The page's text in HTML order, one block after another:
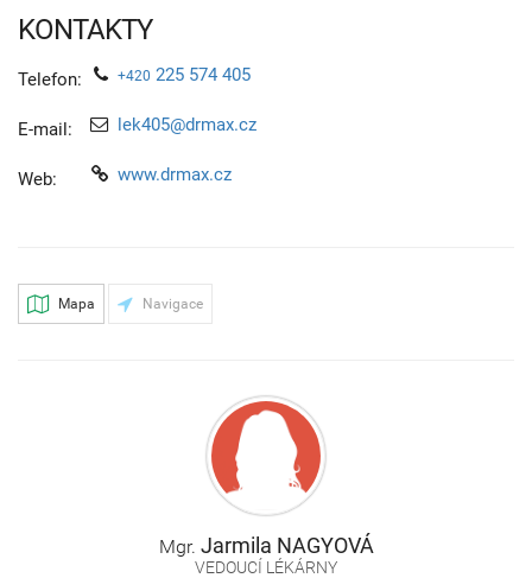
KONTAKTY
Telefon: +420 225 574 405
E-mail: lek405@drmax.cz
Web: www.drmax.cz
Mapa Navigace
Mgr. Jarmila NAGYOVÁ
VEDOUCÍ LÉKÁRNY